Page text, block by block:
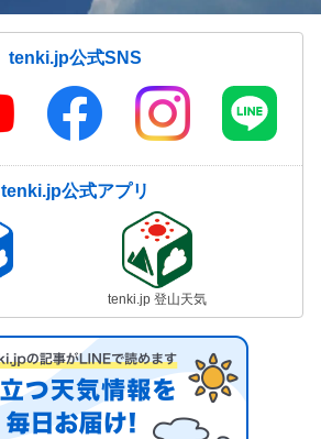
tenki.jp公式SNS
tenki.jp公式アプリ
tenki.jp 登山天気